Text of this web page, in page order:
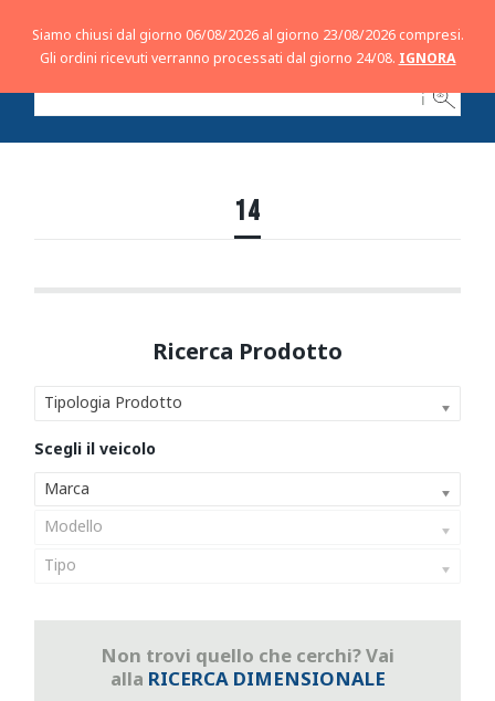
ℹ
14
Tipologia Prodotto
Marca
Modello
Tipo
Non trovi quello che cerchi? Vai
alla RICERCA DIMENSIONALE
Siamo chiusi dal giorno 06/08/2026 al giorno 23/08/2026 compresi.
Gli ordini ricevuti verranno processati dal giorno 24/08. IGNORA